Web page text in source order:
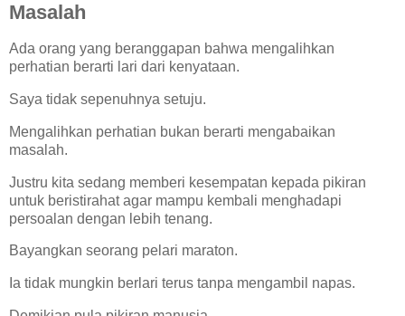
Masalah
Ada orang yang beranggapan bahwa mengalihkan
perhatian berarti lari dari kenyataan.
Saya tidak sepenuhnya setuju.
Mengalihkan perhatian bukan berarti mengabaikan
masalah.
Justru kita sedang memberi kesempatan kepada pikiran
untuk beristirahat agar mampu kembali menghadapi
persoalan dengan lebih tenang.
Bayangkan seorang pelari maraton.
Ia tidak mungkin berlari terus tanpa mengambil napas.